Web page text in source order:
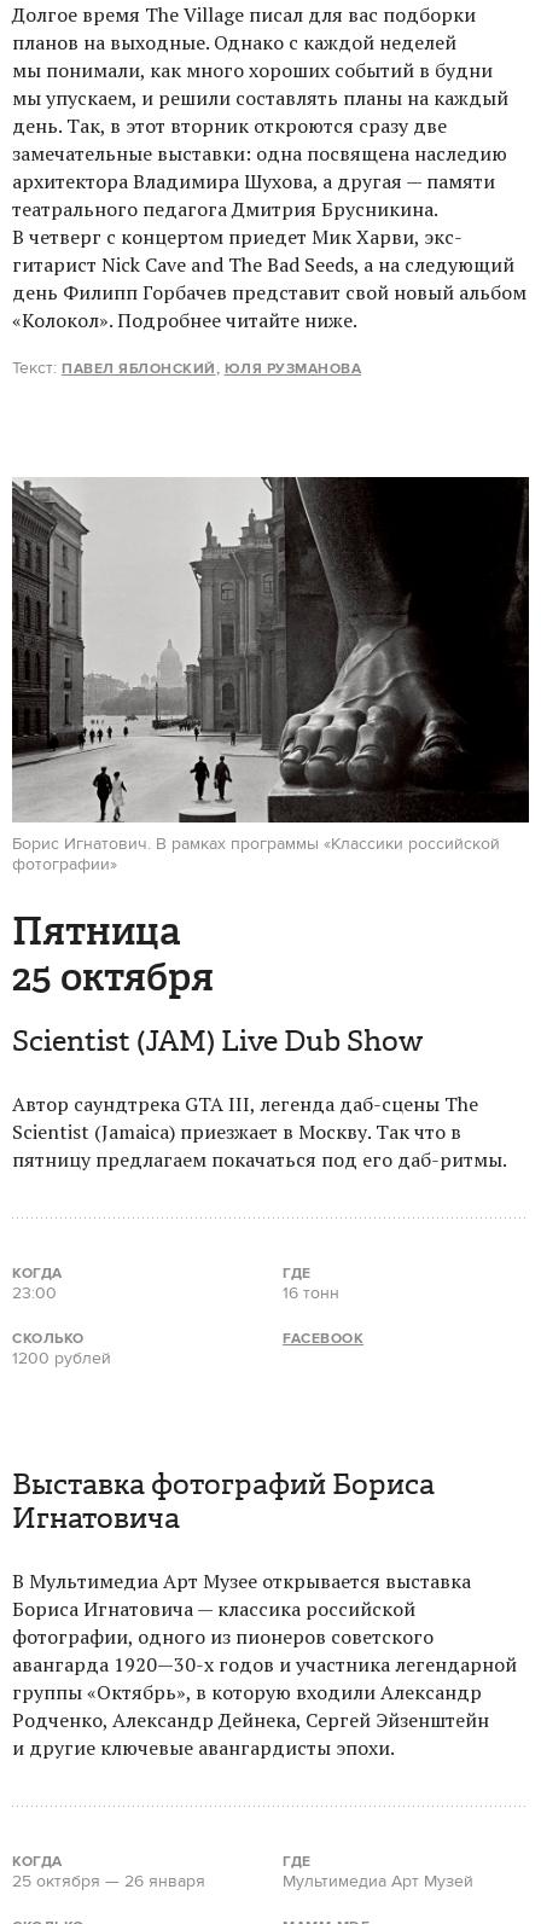
Долгое время The Village писал для вас подборки
планов на выходные. Однако с каждой неделей
мы понимали, как много хороших событий в будни
мы упускаем, и решили составлять планы на каждый
день. Так, в этот вторник откроются сразу две
замечательные выставки: одна посвящена наследию
архитектора Владимира Шухова, а другая — памяти
театрального педагога Дмитрия Брусникина.
В четверг с концертом приедет Мик Харви, экс-
гитарист Nick Cave and The Bad Seeds, а на следующий
день Филипп Горбачев представит свой новый альбом
«Колокол». Подробнее читайте ниже.
Текст: ПАВЕЛ ЯБЛОНСКИЙ, ЮЛЯ РУЗМАНОВА
Борис Игнатович. В рамках программы «Классики российской
фотографии»
Пятница
25 октября
Scientist (JAM) Live Dub Show
Автор саундтрека GTA III, легенда даб-сцены The
Scientist (Jamaica) приезжает в Москву. Так что в
пятницу предлагаем покачаться под его даб-ритмы.
КОГДА
23:00
ГДЕ
16 тонн
СКОЛЬКО
1200 рублей
FACEBOOK
Выставка фотографий Бориса
Игнатовича
В Мультимедиа Арт Музее открывается выставка
Бориса Игнатовича — классика российской
фотографии, одного из пионеров советского
авангарда 1920—30-х годов и участника легендарной
группы «Октябрь», в которую входили Александр
Родченко, Александр Дейнека, Сергей Эйзенштейн
и другие ключевые авангардисты эпохи.
КОГДА
25 октября — 26 января
ГДЕ
Мультимедиа Арт Музей